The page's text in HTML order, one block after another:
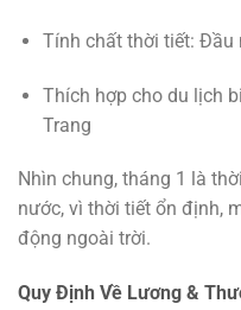
Tính chất thời tiết: Đầu
Thích hợp cho du lịch
Trang
Nhìn chung, tháng 1 là
nước, vì thời tiết ổn định,
động ngoài trời.
Quy Định Về Lương &